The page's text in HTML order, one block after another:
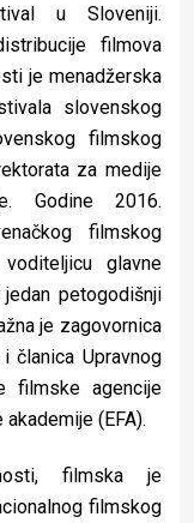
u Sloveniji.
filmova
je menadžerska
slovenskog
filmskog
za medije
Godine 2016.
filmskog
glavne
petogodišnji
je zagovornica
članica Upravnog
filmske agencije
(EFA).
filmska je
filmskog